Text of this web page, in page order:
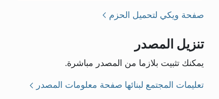
صفحة ويكي لتحميل الحزم
تنزيل المصدر
يمكنك تثبيت بلازما من المصدر مباشرة.
تعليمات المجتمع لبنائها صفحة معلومات المصدر